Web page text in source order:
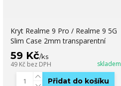
Kryt Realme 9 Pro / Realme 9 5G
Slim Case 2mm transparentní
59 Kč/ks
49 Kč bez DPH skladem
Přidat do košíku